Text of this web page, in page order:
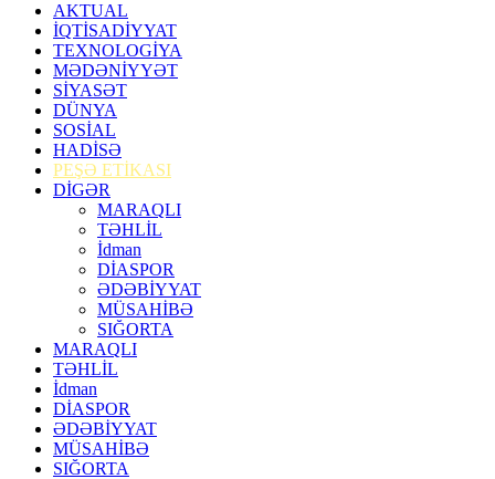
AKTUAL
İQTİSADİYYAT
TEXNOLOGİYA
MƏDƏNİYYƏT
SİYASƏT
DÜNYA
SOSİAL
HADİSƏ
PEŞƏ ETİKASI
DİGƏR
MARAQLI
TƏHLİL
İdman
DİASPOR
ƏDƏBİYYAT
MÜSAHİBƏ
SIĞORTA
MARAQLI
TƏHLİL
İdman
DİASPOR
ƏDƏBİYYAT
MÜSAHİBƏ
SIĞORTA